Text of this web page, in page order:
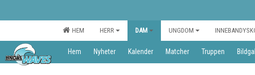
HEM HERR DAM UNGDOM
Hem Nyheter Kalender Matcher Truppen